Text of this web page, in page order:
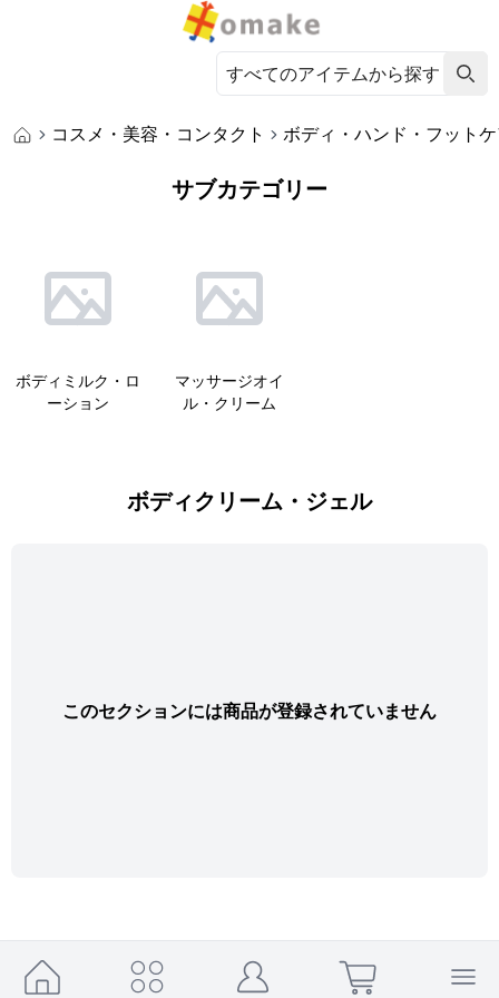
コスメ・美容・コンタクト ボディ・ハンド・フット
サブカテゴリー
ボディミルク・ロ
ーション
マッサージオイ
ル・クリーム
ボディクリーム・ジェル
このセクションには商品が登録されていません